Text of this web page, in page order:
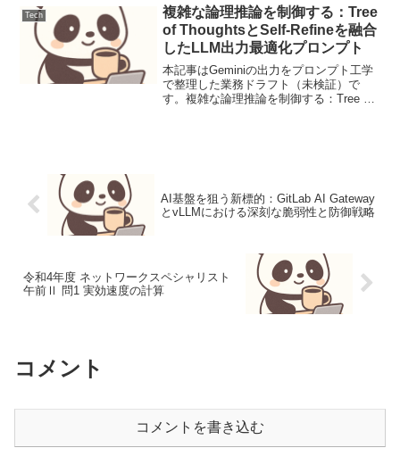
APIと連携し、よ...
Tech
複雑な論理推論を制御する：Tree
of ThoughtsとSelf-Refineを融合
したLLM出力最適化プロンプト
本記事はGeminiの出力をプロンプト工学
で整理した業務ドラフト（未検証）で
す。複雑な論理推論を制御する：Tree of
AI基盤を狙う新標的：GitLab AI Gateway
とvLLMにおける深刻な脆弱性と防御戦略
令和4年度 ネットワークスペシャリスト
午前Ⅱ 問1 実効速度の計算
コメント
コメントを書き込む